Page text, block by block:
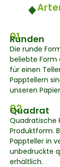
01
Runden
Die runde
beliebte Form
für einen
Papptellern
unseren
02
Quadrat
Quadratische
Produktform.
Pappteller in
unbedruckte
erhältlich.